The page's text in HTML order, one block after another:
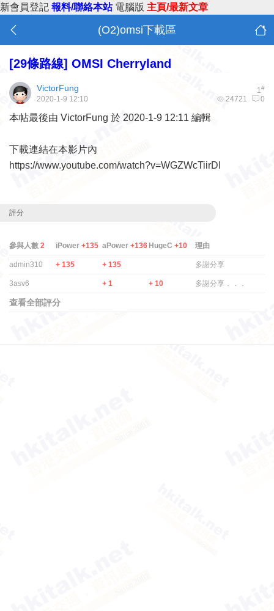
新會員登記 報料/聯絡本站 電腦版 主頁/最新文章
(O2)omsi下載區
[29條路線] OMSI Cherryland
1#
VictorFung
24721 0
2020-1-9 12:10
本帖最後由 VictorFung 於 2020-1-9 12:11 編輯
下載連結在本影片內
https://www.youtube.com/watch?v=WGZWcTiirDI
評分
參與人數 2 iPower +135 aPower +136 HugeC +10 理由
admin310 + 135 + 135 多謝分享
3asv6 + 1 + 10 多謝分享．．．
查看全部評分